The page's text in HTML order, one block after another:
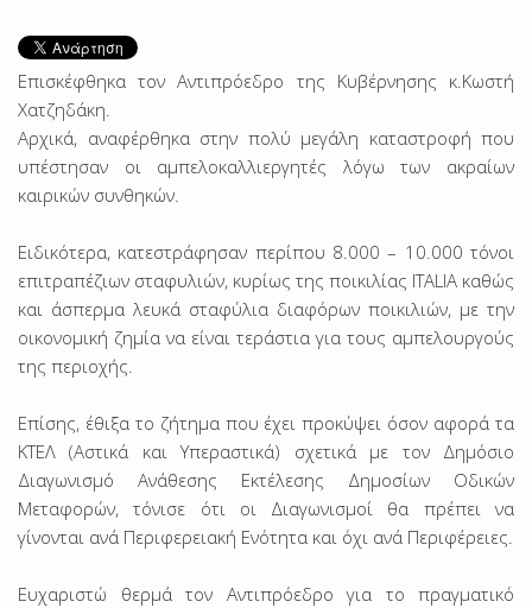
Επισκέφθηκα τον Αντιπρόεδρο της Κυβέρνησης κ.Κωστή
Χατζηδάκη.
Αρχικά, αναφέρθηκα στην πολύ μεγάλη καταστροφή που
υπέστησαν οι αμπελοκαλλιεργητές λόγω των ακραίων
καιρικών συνθηκών.
Ειδικότερα, κατεστράφησαν περίπου 8.000 – 10.000 τόνοι
επιτραπέζιων σταφυλιών, κυρίως της ποικιλίας ITALIA καθώς
και άσπερμα λευκά σταφύλια διαφόρων ποικιλιών, με την
οικονομική ζημία να είναι τεράστια για τους αμπελουργούς
της περιοχής.
Επίσης, έθιξα το ζήτημα που έχει προκύψει όσον αφορά τα
ΚΤΕΛ (Αστικά και Υπεραστικά) σχετικά με τον Δημόσιο
Διαγωνισμό Ανάθεσης Εκτέλεσης Δημοσίων Οδικών
Μεταφορών, τόνισε ότι οι Διαγωνισμοί θα πρέπει να
γίνονται ανά Περιφερειακή Ενότητα και όχι ανά Περιφέρειες.
Ευχαριστώ θερμά τον Αντιπρόεδρο για το πραγματικό